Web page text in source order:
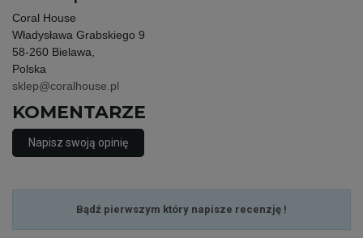
Coral House
Władysława Grabskiego 9
58-260 Bielawa,
Polska
sklep@coralhouse.pl
KOMENTARZE
Napisz swoją opinię
Bądź pierwszym który napisze recenzję !